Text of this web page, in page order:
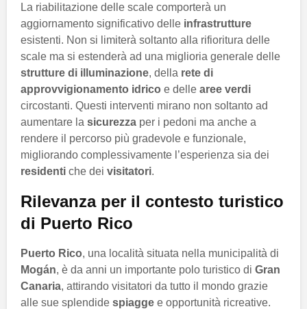
La riabilitazione delle scale comporterà un
aggiornamento significativo delle infrastrutture
esistenti. Non si limiterà soltanto alla rifioritura delle
scale ma si estenderà ad una miglioria generale delle
strutture di illuminazione, della rete di
approvvigionamento idrico e delle aree verdi
circostanti. Questi interventi mirano non soltanto ad
aumentare la sicurezza per i pedoni ma anche a
rendere il percorso più gradevole e funzionale,
migliorando complessivamente l’esperienza sia dei
residenti che dei visitatori.
Rilevanza per il contesto turistico
di Puerto Rico
Puerto Rico, una località situata nella municipalità di
Mogán, è da anni un importante polo turistico di Gran
Canaria, attirando visitatori da tutto il mondo grazie
alle sue splendide spiagge e opportunità ricreative.